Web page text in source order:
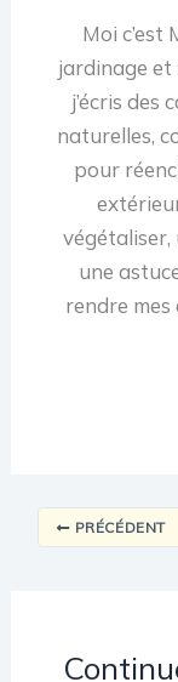
Moi c’est
jardinage et
j’écris des
naturelles,
pour
végétaliser,
une
rendre mes
PRÉCÉDENT